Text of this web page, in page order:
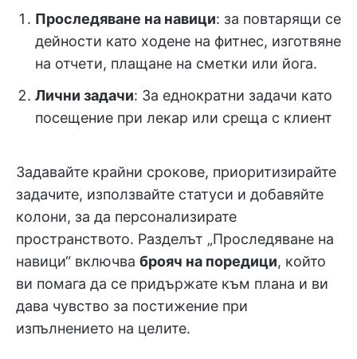
Проследяване на навици: за повтарящи се
дейности като ходене на фитнес, изготвяне
на отчети, плащане на сметки или йога.
Лични задачи: За еднократни задачи като
посещение при лекар или среща с клиент
Задавайте крайни срокове, приоритизирайте
задачите, използвайте статуси и добавяйте
колони, за да персонализирате
пространството. Разделът „Проследяване на
навици“ включва брояч на поредици, който
ви помага да се придържате към плана и ви
дава чувство за постижение при
изпълнението на целите.